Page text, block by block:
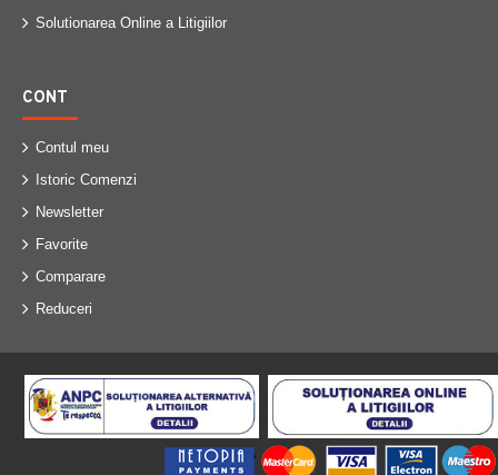
Solutionarea Online a Litigiilor
CONT
Contul meu
Istoric Comenzi
Newsletter
Favorite
Comparare
Reduceri